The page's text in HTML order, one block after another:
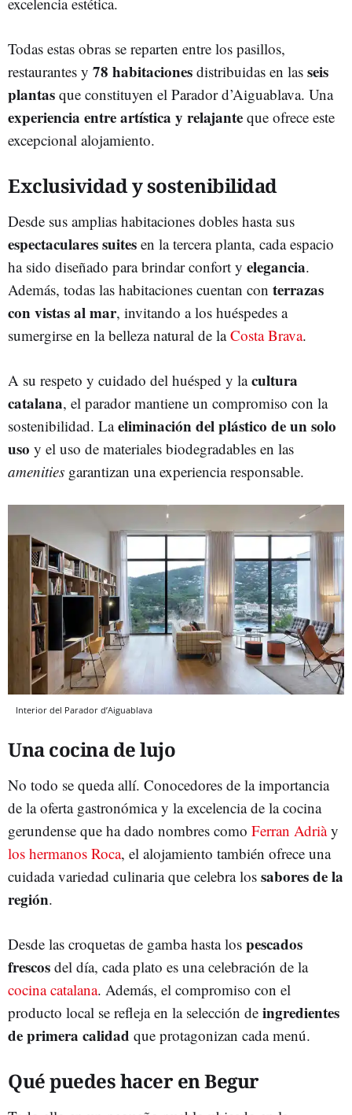
Todas estas obras se reparten entre los pasillos,
restaurantes y 78 habitaciones distribuidas en las seis
plantas que constituyen el Parador d’Aiguablava. Una
experiencia entre artística y relajante que ofrece este
excepcional alojamiento.
Exclusividad y sostenibilidad
Desde sus amplias habitaciones dobles hasta sus
espectaculares suites en la tercera planta, cada espacio
ha sido diseñado para brindar confort y elegancia.
Además, todas las habitaciones cuentan con terrazas
con vistas al mar, invitando a los huéspedes a
sumergirse en la belleza natural de laCosta Brava.
A su respeto y cuidado del huésped y lacultura
catalana, el parador mantiene un compromiso con la
sostenibilidad. Laeliminación del plástico de un solo
uso y el uso de materiales biodegradables en las
amenities garantizan una experiencia responsable.
Interior del Parador d’Aiguablava
Una cocina de lujo
No todo se queda allí. Conocedores de la importancia
de la oferta gastronómica y la excelencia de la cocina
gerundense que ha dado nombres como Ferran Adriày
los hermanos Roca, el alojamiento también ofrece una
cuidada variedad culinaria que celebra los sabores de la
región.
Desde las croquetas de gamba hasta los pescados
frescos del día, cada plato es una celebración de la
cocina catalana. Además, el compromiso con el
producto local se refleja en la selección de ingredientes
de primera calidad que protagonizan cada menú.
Qué puedes hacer en Begur